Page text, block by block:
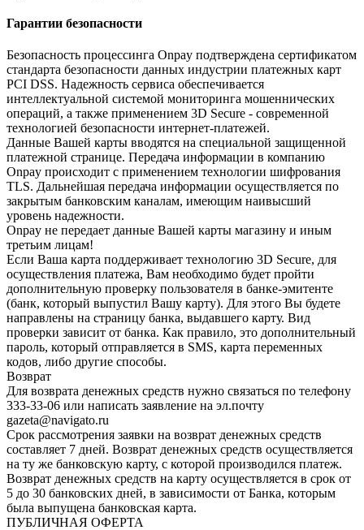
Гарантии безопасности
Безопасность процессинга Onpay подтверждена сертификатом
стандарта безопасности данных индустрии платежных карт
PCI DSS. Надежность сервиса обеспечивается
интеллектуальной системой мониторинга мошеннических
операций, а также применением 3D Secure - современной
технологией безопасности интернет-платежей.
Данные Вашей карты вводятся на специальной защищенной
платежной странице. Передача информации в компанию
Onpay происходит с применением технологии шифрования
TLS. Дальнейшая передача информации осуществляется по
закрытым банковским каналам, имеющим наивысший
уровень надежности.
Onpay не передает данные Вашей карты магазину и иным
третьим лицам!
Если Ваша карта поддерживает технологию 3D Secure, для
осуществления платежа, Вам необходимо будет пройти
дополнительную проверку пользователя в банке-эмитенте
(банк, который выпустил Вашу карту). Для этого Вы будете
направлены на страницу банка, выдавшего карту. Вид
проверки зависит от банка. Как правило, это дополнительный
пароль, который отправляется в SMS, карта переменных
кодов, либо другие способы.
Возврат
Для возврата денежных средств нужно связаться по телефону
333-33-06 или написать заявление на эл.почту
gazeta@navigato.ru
Срок рассмотрения заявки на возврат денежных средств
составляет 7 дней. Возврат денежных средств осуществляется
на ту же банковскую карту, с которой производился платеж.
Возврат денежных средств на карту осуществляется в срок от
5 до 30 банковских дней, в зависимости от Банка, которым
была выпущена банковская карта.
ПУБЛИЧНАЯ ОФЕРТА